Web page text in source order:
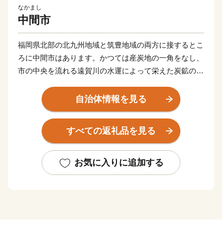
なかまし
中間市
福岡県北部の北九州地域と筑豊地域の両方に接するとこ
ろに中間市はあります。かつては産炭地の一角をなし、
市の中央を流れる遠賀川の水運によって栄えた炭鉱のま
昭和30年代以降、隣接する北九州市のベッドタウンとし
て開発がすすみ、今では、市内の人口の9割が生活する
住宅地の「川東」と往時の面影を残す田園風景がのどか
な「川西」の今昔の風景が共存しています。
ともに新たな歩みを始めました。世界遺産「遠賀川水源
地ポンプ室」をはじめ、九州最大の中州である自然豊か
自治体情報を見る
すべての返礼品を見る
お気に入りに追加する